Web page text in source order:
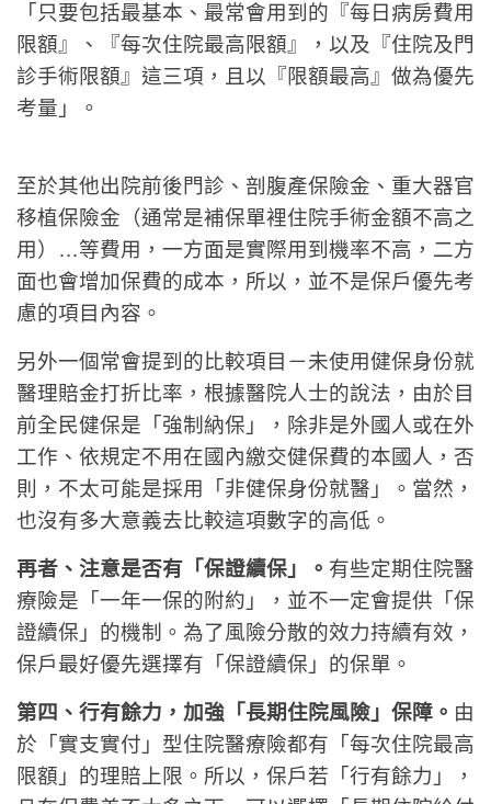
「只要包括最基本、最常會用到的『每日病房費用
限額』、『每次住院最高限額』，以及『住院及門
診手術限額』這三項，且以『限額最高』做為優先
考量」。
至於其他出院前後門診、剖腹產保險金、重大器官
移植保險金（通常是補保單裡住院手術金額不高之
用）…等費用，一方面是實際用到機率不高，二方
面也會增加保費的成本，所以，並不是保戶優先考
慮的項目內容。
另外一個常會提到的比較項目－未使用健保身份就
醫理賠金打折比率，根據醫院人士的說法，由於目
前全民健保是「強制納保」，除非是外國人或在外
工作、依規定不用在國內繳交健保費的本國人，否
則，不太可能是採用「非健保身份就醫」。當然，
也沒有多大意義去比較這項數字的高低。
再者、注意是否有「保證續保」。 有些定期住院醫
療險是「一年一保的附約」，並不一定會提供「保
證續保」的機制。為了風險分散的效力持續有效，
保戶最好優先選擇有「保證續保」的保單。
第四、行有餘力，加強「長期住院風險」保障。 由
於「實支實付」型住院醫療險都有「每次住院最高
限額」的理賠上限。所以，保戶若「行有餘力」，